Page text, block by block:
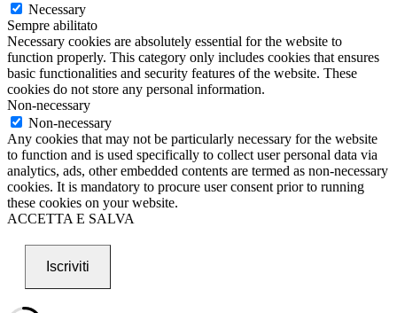
Necessary
Sempre abilitato
Necessary cookies are absolutely essential for the website to
function properly. This category only includes cookies that ensures
basic functionalities and security features of the website. These
cookies do not store any personal information.
Non-necessary
Non-necessary
Any cookies that may not be particularly necessary for the website
to function and is used specifically to collect user personal data via
analytics, ads, other embedded contents are termed as non-necessary
cookies. It is mandatory to procure user consent prior to running
these cookies on your website.
ACCETTA E SALVA
Iscriviti